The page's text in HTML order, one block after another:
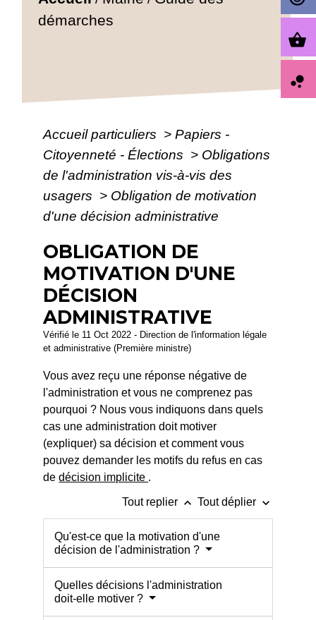
démarches
Accueil particuliers > Papiers -
Citoyenneté - Élections > Obligations
de l'administration vis-à-vis des
usagers > Obligation de motivation
d'une décision administrative
OBLIGATION DE
MOTIVATION D'UNE
DÉCISION
ADMINISTRATIVE
Vérifié le 11 Oct 2022 - Direction de l'information légale
et administrative (Première ministre)
Vous avez reçu une réponse négative de
l'administration et vous ne comprenez pas
pourquoi ? Nous vous indiquons dans quels
cas une administration doit motiver
(expliquer) sa décision et comment vous
pouvez demander les motifs du refus en cas
dedécision implicite .
Tout replier keyboard_arrow_up Tout déplier keyboard_arrow_down
Qu'est-ce que la motivation d'une
décision de l'administration ?
Quelles décisions l'administration
doit-elle motiver ?
shopping_basket
bubble_chart